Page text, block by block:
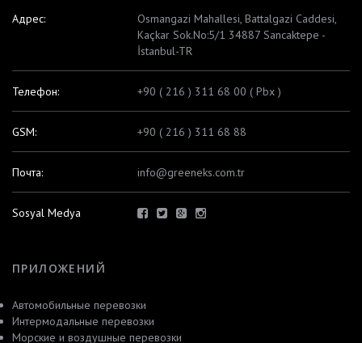
Адрес:
Osmangazi Mahallesi, Battalgazi Caddesi,
Kaçkar Sok.No:5/1 34887 Sancaktepe -
İstanbul-TR
Телефон: +90 ( 216 ) 311 68 00 ( Pbx )
GSM: +90 ( 216 ) 311 68 88
Почта: info@greeneks.com.tr
Sosyal Medya
ПРИЛОЖЕНИЙ
Автомобильные перевозки
Интермодальные перевозки
Морские и воздушные перевозки